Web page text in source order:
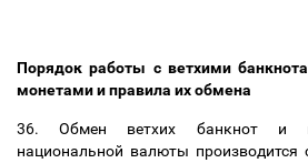
Порядок работы с ветхими
монетами и правила их обмена
36. Обмен ветхих банкнот и
национальной валюты